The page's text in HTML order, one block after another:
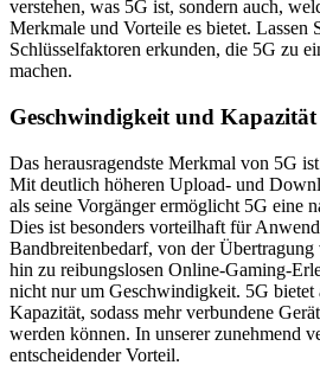
verstehen, was 5G ist, sondern auch,
Merkmale und Vorteile es bietet. Lassen
Schlüsselfaktoren erkunden, die 5G zu
machen.
Geschwindigkeit und Kapazität
Das herausragendste Merkmal von 5G
Mit deutlich höheren Upload- und
als seine Vorgänger ermöglicht 5G eine
Dies ist besonders vorteilhaft für
Bandbreitenbedarf, von der
hin zu reibungslosen Online-Gaming-
nicht nur um Geschwindigkeit. 5G bietet
Kapazität, sodass mehr verbundene
werden können. In unserer zunehmend
entscheidender Vorteil.